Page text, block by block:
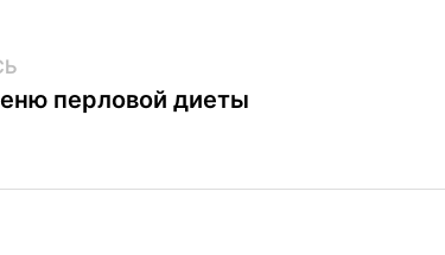
запись:перловой диеты